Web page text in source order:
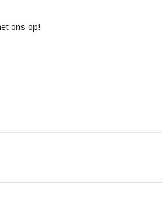
ons op!